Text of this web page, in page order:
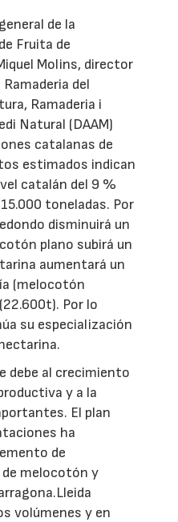
de la
Fruita de
Molins, director
del
Ramaderia i
Natural (DAAM)
catalanas de
estimados indican
catalán del 9 %
toneladas. Por
disminuirá un
plano subirá un
aumentará un
(melocotón
Por lo
su especialización
debe al crecimiento
y a la
El plan
ha
de
melocotón y
volúmenes y en